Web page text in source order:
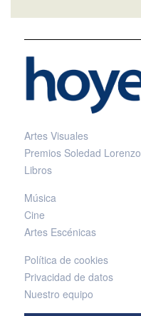
Artes Visuales
Premios Soledad Lorenzo
Libros
Música
Cine
Artes Escénicas
Política de cookies
Privacidad de datos
Nuestro equipo